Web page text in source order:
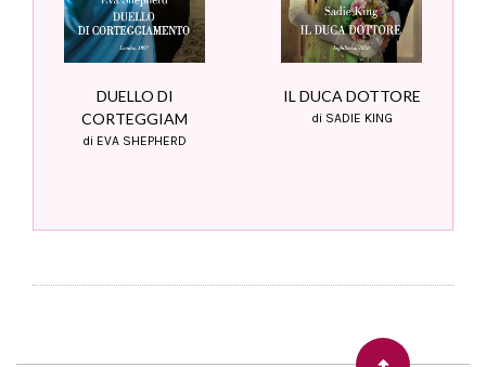
DUELLO DI
CORTEGGIAM
di EVA SHEPHERD
IL DUCA DOTTORE
di SADIE KING